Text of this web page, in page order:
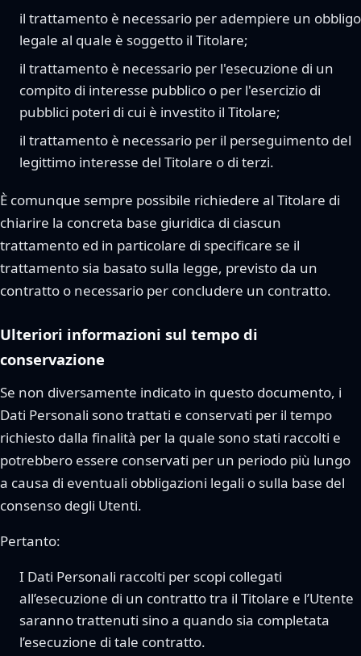
il trattamento è necessario per adempiere un obbligo
legale al quale è soggetto il Titolare;
il trattamento è necessario per l'esecuzione di un
compito di interesse pubblico o per l'esercizio di
pubblici poteri di cui è investito il Titolare;
il trattamento è necessario per il perseguimento del
legittimo interesse del Titolare o di terzi.
È comunque sempre possibile richiedere al Titolare di
chiarire la concreta base giuridica di ciascun
trattamento ed in particolare di specificare se il
trattamento sia basato sulla legge, previsto da un
contratto o necessario per concludere un contratto.
Ulteriori informazioni sul tempo di
conservazione
Se non diversamente indicato in questo documento, i
Dati Personali sono trattati e conservati per il tempo
richiesto dalla finalità per la quale sono stati raccolti e
potrebbero essere conservati per un periodo più lungo
a causa di eventuali obbligazioni legali o sulla base del
consenso degli Utenti.
Pertanto:
I Dati Personali raccolti per scopi collegati
all’esecuzione di un contratto tra il Titolare e l’Utente
saranno trattenuti sino a quando sia completata
l’esecuzione di tale contratto.